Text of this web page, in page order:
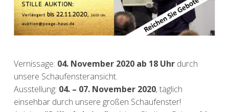
Vernissage: 04. November 2020 ab 18 Uhrdurch
unsere Schaufensteransicht.
Ausstellung: 04. – 07. November 2020, täglich
einsehbar durch unsere großen Schaufenster!